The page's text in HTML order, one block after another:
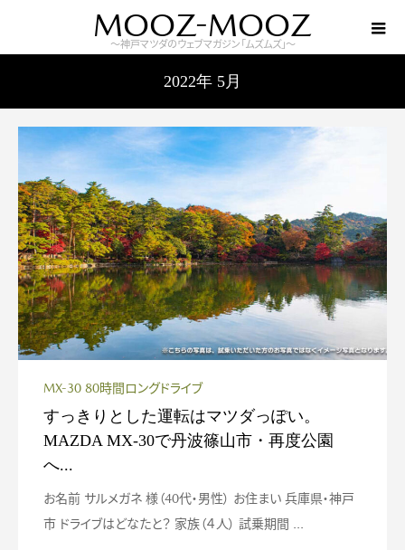
MOOZ-MOOZ
～神戸マツダのウェブマガジン「ムズムズ」～
2022年 5月
MX-30 80時間ロングドライブ
すっきりとした運転はマツダっぽい。
MAZDA MX-30で丹波篠山市・再度公園
へ...
お名前 サルメガネ 様（40代・男性） お住まい 兵庫県・神戸
市 ドライブはどなたと？ 家族（４人） 試乗期間 ...